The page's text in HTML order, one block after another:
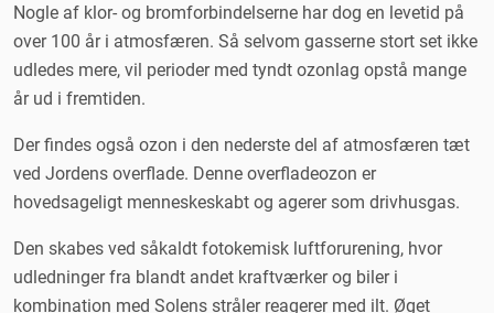
Nogle af klor- og bromforbindelserne har dog en levetid på
over 100 år i atmosfæren. Så selvom gasserne stort set ikke
udledes mere, vil perioder med tyndt ozonlag opstå mange
år ud i fremtiden.
Der findes også ozon i den nederste del af atmosfæren tæt
ved Jordens overflade. Denne overfladeozon er
hovedsageligt menneskeskabt og agerer som drivhusgas.
Den skabes ved såkaldt fotokemisk luftforurening, hvor
udledninger fra blandt andet kraftværker og biler i
kombination med Solens stråler reagerer med ilt. Øget